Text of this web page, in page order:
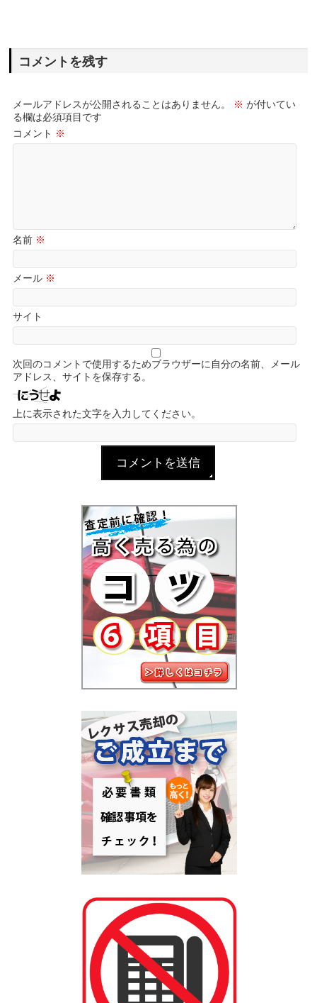
コメントを残す
メールアドレスが公開されることはありません。 ※ が付いてい
る欄は必須項目です
コメント ※
名前 ※
メール ※
サイト
次回のコメントで使用するためブラウザーに自分の名前、メール
アドレス、サイトを保存する。
上に表示された文字を入力してください。